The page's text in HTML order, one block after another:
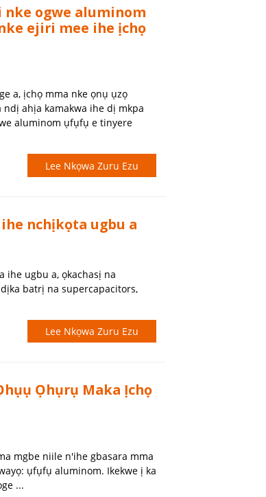
ogwe aluminom
ejiri mee ihe ịchọ
a, ịchọ mma nke ọnụ ụzọ
ahịa kamakwa ihe dị mkpa
aluminom ụfụfụ e tinyere
Lee Nkọwa Zuru Ezu
nchịkọta ugbu a
ihe ugbu a, ọkachasị na
batrị na supercapacitors,
Lee Nkọwa Zuru Ezu
Ọhụrụ Maka Ịchọ
mgbe niile n'ihe gbasara mma
ụfụfụ aluminom. Ikekwe ị ka
...